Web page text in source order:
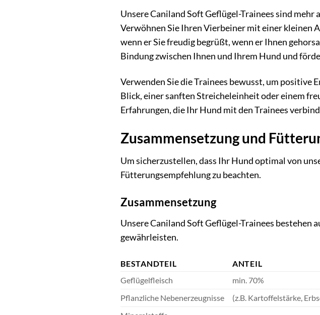
Unsere Caniland Soft Geflügel-Trainees sind mehr
Verwöhnen Sie Ihren Vierbeiner mit einer kleinen
wenn er Sie freudig begrüßt, wenn er Ihnen
Bindung zwischen Ihnen und Ihrem Hund und
Verwenden Sie die Trainees bewusst, um positive
Blick, einer sanften Streicheleinheit oder einem
Erfahrungen, die Ihr Hund mit den Trainees
Zusammensetzung und
Um sicherzustellen, dass Ihr Hund optimal von
Fütterungsempfehlung zu beachten.
Zusammensetzung
Unsere Caniland Soft Geflügel-Trainees
gewährleisten.
BESTANDTEIL
ANTEIL
Geflügelfleisch
min. 70%
Pflanzliche Nebenerzeugnisse
(z.B. Kartoffelstärke,